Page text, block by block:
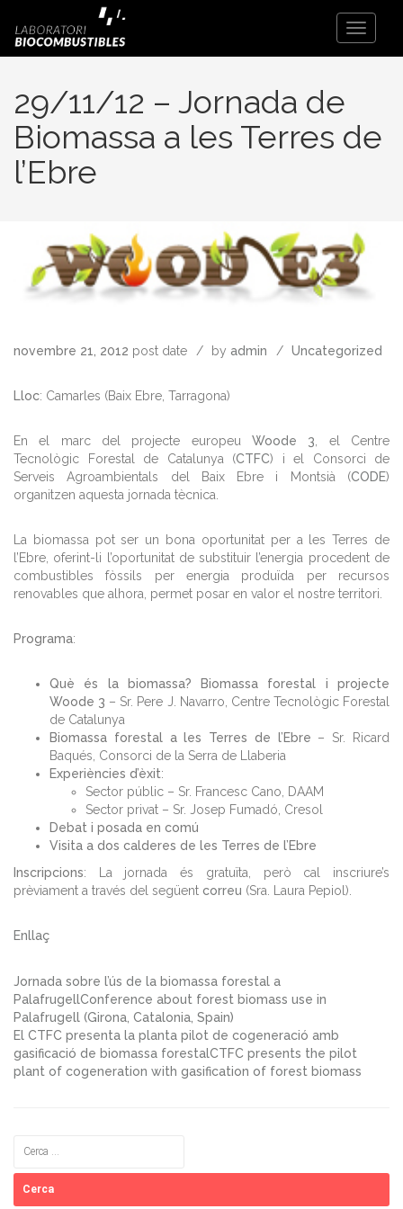
Toggle
29/11/12 – Jornada de
Biomassa a les Terres de
l’Ebre
novembre 21, 2012 post date by admin Uncategorized
Lloc: Camarles (Baix Ebre, Tarragona)
En el marc del projecte europeu Woode 3 , el Centre
Tecnològic Forestal de Catalunya (CTFC) i el Consorci de
Serveis Agroambientals del Baix Ebre i Montsià (CODE)
organitzen aquesta jornada tècnica.
La biomassa pot ser un bona oportunitat per a les Terres de
l’Ebre, oferint-li l’oportunitat de substituir l’energia procedent de
combustibles fòssils per energia produïda per recursos
renovables que alhora, permet posar en valor el nostre territori.
Programa:
Què és la biomassa? Biomassa forestal i projecte
Woode 3 – Sr. Pere J. Navarro, Centre Tecnològic Forestal
de Catalunya
Biomassa forestal a les Terres de l’Ebre – Sr. Ricard
Baqués, Consorci de la Serra de Llaberia
Experiències d’èxit:
Sector públic – Sr. Francesc Cano, DAAM
Sector privat – Sr. Josep Fumadó, Cresol
Debat i posada en comú
Visita a dos calderes de les Terres de l’Ebre
Inscripcions: La jornada és gratuïta, però cal inscriure’s
prèviament a través del següent correu (Sra. Laura Pepiol).
Enllaç
Jornada sobre l’ús de la biomassa forestal a
PalafrugellConference about forest biomass use in
Palafrugell (Girona, Catalonia, Spain)
El CTFC presenta la planta pilot de cogeneració amb
gasificació de biomassa forestalCTFC presents the pilot
plant of cogeneration with gasification of forest biomass